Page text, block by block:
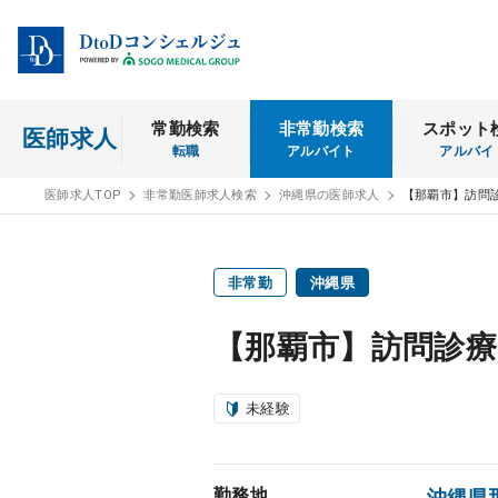
医師求人 常勤検索
転職
非常勤検索
アルバイト
スポット
アルバイ
医師求人TOP 非常勤医師求人検索 沖縄県の医師求人 【那覇市】訪
非常勤 沖縄県
【那覇市】訪問
未経験